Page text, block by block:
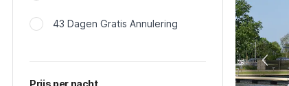
43 Dagen Gratis Annulering
Prijs per nacht